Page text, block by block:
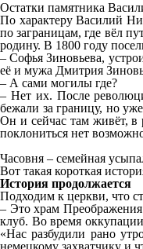
Остатки памятника
По характеру Василий
по заграницам, где вёл
родину. В 1800 году
– Софья Зиновьева,
её и мужа Дмитрия
– А сами могилы где?
– Нет их. После
бежали за границу, но
Он и сейчас там живёт,
поклониться нет
Часовня – семейная
Вот такая короткая
История продолжается
Подходим к церкви, что
– Это храм Преображения
клуб. Во время
«Нас разбудили рано
немецкому захватчику и